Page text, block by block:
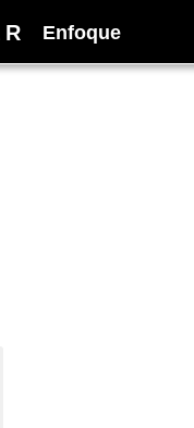
R Enfoque